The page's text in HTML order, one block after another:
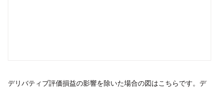
デリバティブ評価損益の影響を除いた場合の図はこちらです。デ